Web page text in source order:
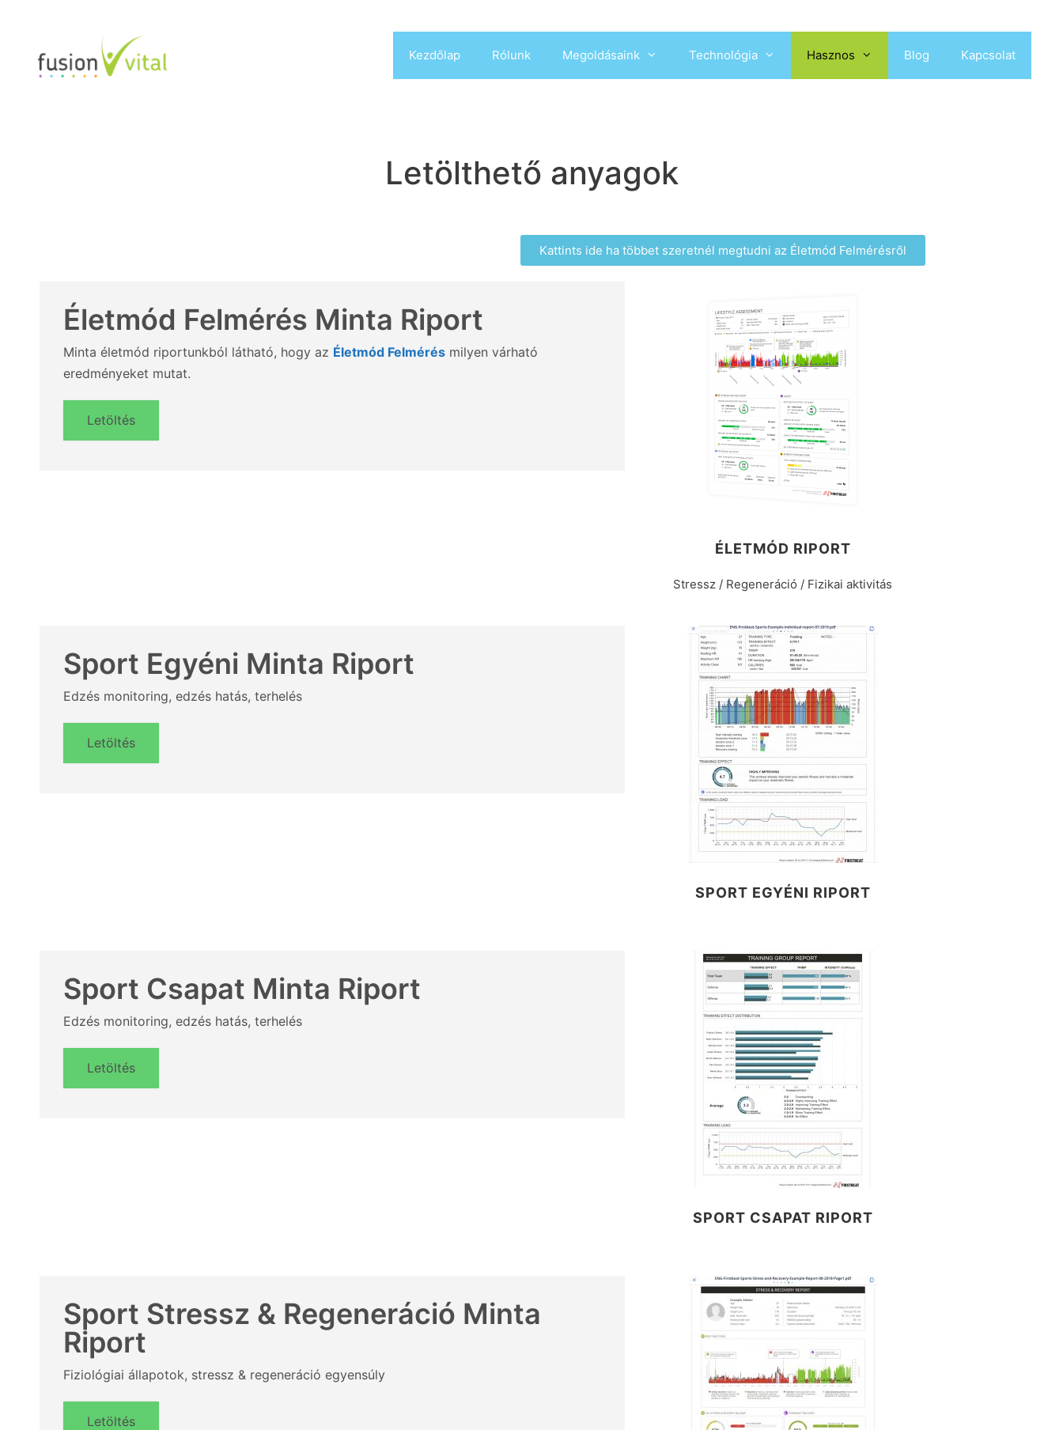
Kezdőlap Rólunk Megoldásaink Technológia Hasznos Blog Kapcsolat
Letölthető anyagok
Kattints ide ha többet szeretnél megtudni az Életmód Felmérésről
Életmód Felmérés Minta Riport
Minta életmód riportunkból látható, hogy az Életmód Felmérés milyen várható
eredményeket mutat.
Letöltés
ÉLETMÓD RIPORT
Stressz / Regeneráció / Fizikai aktivitás
Sport Egyéni Minta Riport
Edzés monitoring, edzés hatás, terhelés
Letöltés
SPORT EGYÉNI RIPORT
Sport Csapat Minta Riport
Edzés monitoring, edzés hatás, terhelés
Letöltés
SPORT CSAPAT RIPORT
Sport Stressz & Regeneráció Minta
Riport
Fiziológiai állapotok, stressz & regeneráció egyensúly
Letöltés